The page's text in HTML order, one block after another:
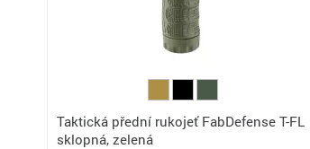
Taktická přední rukojeť FabDefense T-FL
sklopná, zelená